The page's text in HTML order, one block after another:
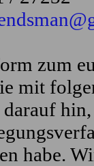
zum
mit
habe.